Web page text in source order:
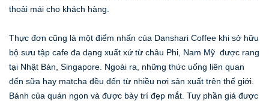
thoải mái cho khách hàng.
Thực đơn cũng là một điểm nhấn của Danshari Coffee khi sở hữu
bộ sưu tập cafe đa dạng xuất xứ từ châu Phi, Nam Mỹ được rang
tại Nhật Bản, Singapore. Ngoài ra, những thức uống liên quan
đến sữa hay matcha đều đến từ nhiều nơi sản xuất trên thế giới.
Bánh của quán ngon và được bày trí đẹp mắt. Tuy phần giá được